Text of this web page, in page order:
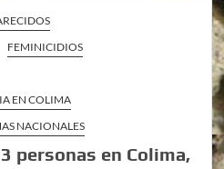
FEMINICIDIOS
EN COLIMA
NACIONALES
personas en Colima,